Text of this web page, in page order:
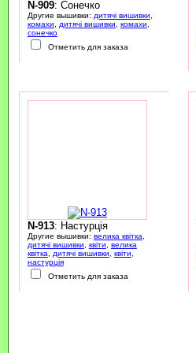
N-909: Сонечко
Другие вышивки: дитячі вишивки
комахи
дитячі вишивки комахи
сонечко
Отметить для заказа
N-913: Настурція
Другие вышивки: велика квітка
дитячі вишивки
квіти
велика
квітка
дитячі вишивки квіти
настурція
Отметить для заказа